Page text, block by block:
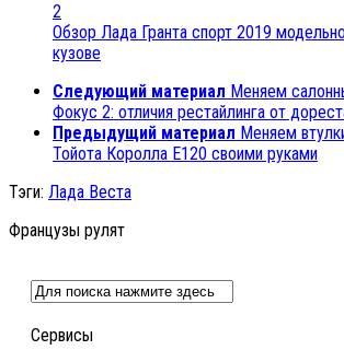
2
Обзор Лада Гранта спорт 2019
кузове
Следующий материал Меняем
Фокус 2: отличия рестайлинга от
Предыдущий материал Меняем
Тойота Королла Е120 своими руками
Тэги: Лада Веста
Французы рулят
Сервисы